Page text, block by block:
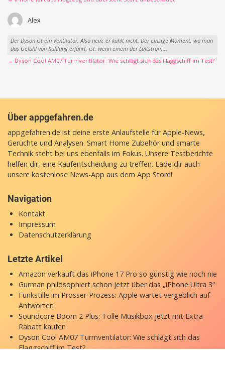
Alex
Der Dyson ist ein Ventilator. Also nein, er kühlt nicht. Der einzige Moment, wo man
das Gefühl von Kühlung erfährt, ist, wenn einem der Luftstrom...
→ Dyson Cool AM07 Turmventilator: Wie schlägt sich das Flaggschiff im Test?
Über appgefahren.de
appgefahren.de ist deine erste Anlaufstelle für Apple-News,
Gerüchte und Analysen. Smart Home Zubehör und smarte
Technik steht bei uns ebenfalls im Fokus. Unsere Testberichte
helfen dir, eine Kaufentscheidung zu treffen. Lade dir auch
unsere kostenlose News-App aus dem App Store!
Navigation
Kontakt
Impressum
Datenschutzerklärung
Letzte Artikel
Amazon verkauft das iPhone 17 Pro so günstig wie noch nie
Gurman philosophiert schon jetzt über das „iPhone Ultra 3“
Funkstille im Prosser-Prozess: Apple wartet vergeblich auf
Antworten
Soundcore Boom 2 Plus: Tolle Musikbox jetzt mit Extra-
Rabatt kaufen
Dyson Cool AM07 Turmventilator: Wie schlägt sich das
Flaggschiff im Test?